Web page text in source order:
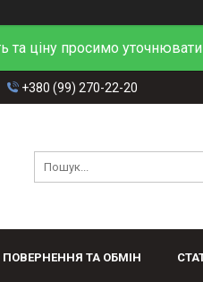
та ціну просимо уточнювати
+380 (99) 270-22-20
ПОВЕРНЕННЯ ТА ОБМІН